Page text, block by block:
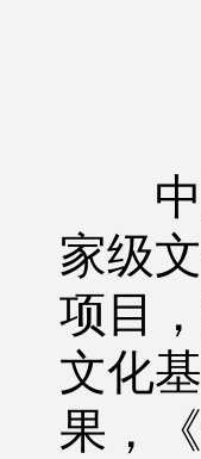
中国
家级
项目
文化
果，